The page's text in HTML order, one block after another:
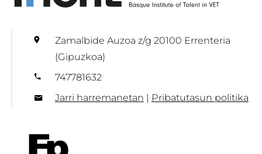
Zamalbide Auzoa z/g 20100 Errenteria
(Gipuzkoa)
747781632
Jarri harremanetan | Pribatutasun politika